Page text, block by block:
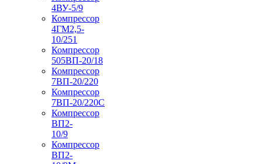
4ВУ-5/9
Компрессор
4ГМ2,5-
10/251
Компрессор
505ВП-20/18
Компрессор
7ВП-20/220
Компрессор
7ВП-20/220С
Компрессор
ВП2-
10/9
Компрессор
ВП2-